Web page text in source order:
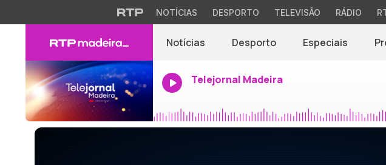
NOTÍCIAS DESPORTO TELEVISÃO RÁDIO
Notícias Desporto Especiais
Telejornal Madeira